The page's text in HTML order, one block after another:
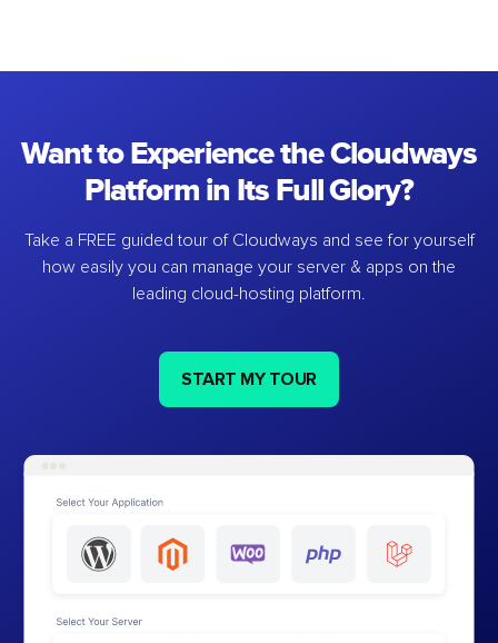
Want to Experience the Cloudways
Platform in Its Full Glory?
Take a FREE guided tour of Cloudways and see for yourself
how easily you can manage your server & apps on the
leading cloud-hosting platform.
START MY TOUR